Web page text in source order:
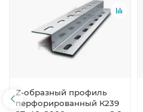
Z-образный профиль
перфорированный К239